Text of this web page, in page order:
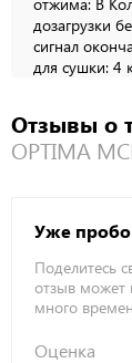
дозагрузки
сигнал
для сушки: 4
Отзывы о
OPTIMA
Уже
Поделитесь
отзыв может
много
Оценка